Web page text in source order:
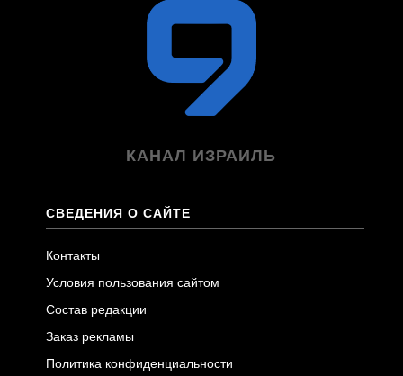
КАНАЛ ИЗРАИЛЬ
СВЕДЕНИЯ О САЙТЕ
Контакты
Условия пользования сайтом
Состав редакции
Заказ рекламы
Политика конфиденциальности